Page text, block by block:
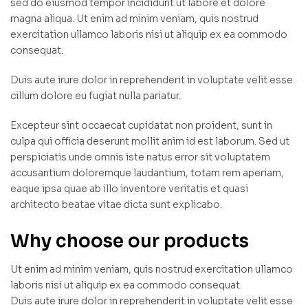
sed do eiusmod tempor incididunt ut labore et dolore
magna aliqua. Ut enim ad minim veniam, quis nostrud
exercitation ullamco laboris nisi ut aliquip ex ea commodo
consequat.
Duis aute irure dolor in reprehenderit in voluptate velit esse
cillum dolore eu fugiat nulla pariatur.
Excepteur sint occaecat cupidatat non proident, sunt in
culpa qui officia deserunt mollit anim id est laborum. Sed ut
perspiciatis unde omnis iste natus error sit voluptatem
accusantium doloremque laudantium, totam rem aperiam,
eaque ipsa quae ab illo inventore veritatis et quasi
architecto beatae vitae dicta sunt explicabo.
Why choose our products
Ut enim ad minim veniam, quis nostrud exercitation ullamco
laboris nisi ut aliquip ex ea commodo consequat.
Duis aute irure dolor in reprehenderit in voluptate velit esse